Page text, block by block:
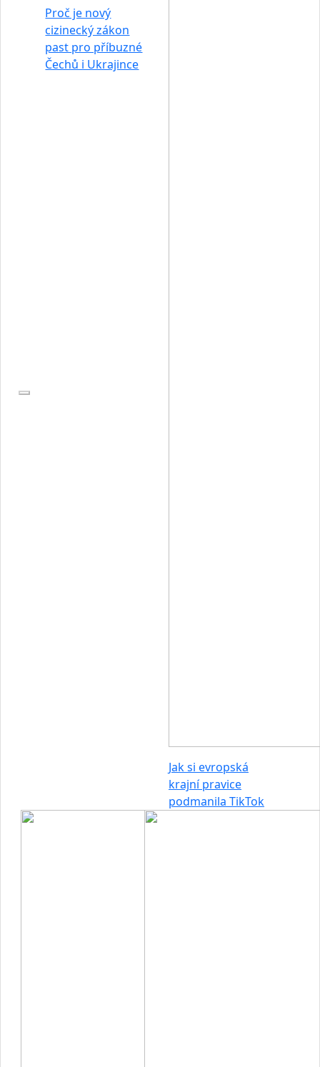
Proč je nový
cizinecký zákon
past pro příbuzné
Čechů i Ukrajince
Jak si evropská
krajní pravice
podmanila TikTok